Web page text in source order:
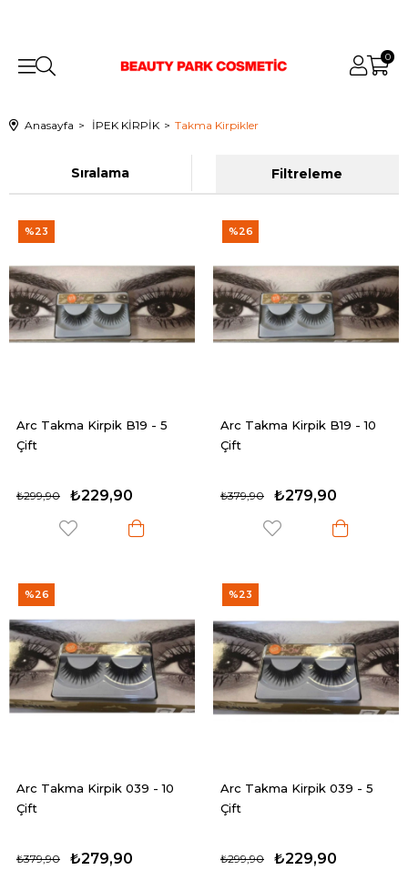
0
Anasayfa İPEK KİRPİK Takma Kirpikler
Filtreleme
Sıralama
Arc Takma Kirpik B19 - 5
Çift
₺229,90
₺299,90
%23
Arc Takma Kirpik B19 - 10
Çift
₺279,90
₺379,90
%26
Arc Takma Kirpik 039 - 10
Çift
₺279,90
₺379,90
%26
Arc Takma Kirpik 039 - 5
Çift
₺229,90
₺299,90
%23